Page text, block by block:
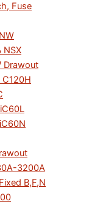
Fuse
NSX
Drawout
C120H
3200A
B,F,N